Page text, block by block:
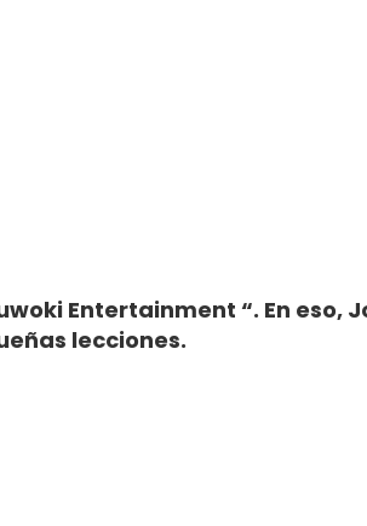
Entertainment “. En eso,
lecciones.